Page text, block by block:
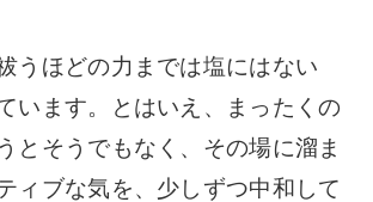
うほどの力までは塩にはない
います。とはいえ、まったくの
とそうでもなく、その場に溜ま
ィブな気を、少しずつ中和して